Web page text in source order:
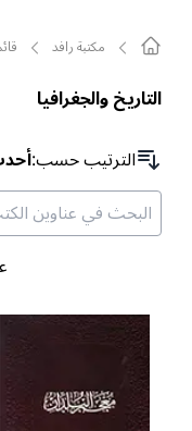
مکتبة رافد
التاريخ والجغرافيا
الترتیب حسب: